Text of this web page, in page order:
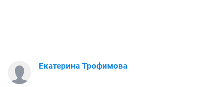
Екатерина Трофимова